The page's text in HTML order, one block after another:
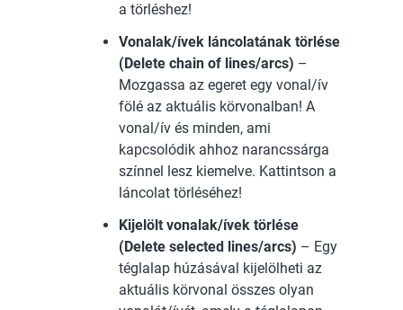
a törléshez!
Vonalak/ívek láncolatának törlése
(Delete chain of lines/arcs) –
Mozgassa az egeret egy vonal/ív
fölé az aktuális körvonalban! A
vonal/ív és minden, ami
kapcsolódik ahhoz narancssárga
színnel lesz kiemelve. Kattintson a
láncolat törléséhez!
Kijelölt vonalak/ívek törlése
(Delete selected lines/arcs) – Egy
téglalap húzásával kijelölheti az
aktuális körvonal összes olyan